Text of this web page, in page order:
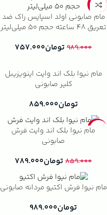
-23%
مام صابونی اولد اسپایس راک ضد
تعریق ۴۸ ساعته حجم ۵۰ میلی‌لیتر
۹۸۹.۰۰۰ تومان۷۵۷.۰۰۰
مام نیوا بلک اند وایت اینویزیبل
کلیر صابونی
تومان۸۵۹.۰۰۰
-8%مام نیوا بلک اند وایت فرش
صابونی
۸۵۹.۰۰۰ تومان۷۸۹.۰۰۰
مام نیوا فرش اکتیو مردانه صابونی
تومان۹۸۹.۰۰۰